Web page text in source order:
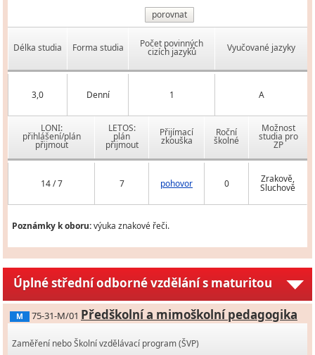
porovnat
Délka studia Forma studia Počet povinných
cizích jazyků Vyučované jazyky
3,0 Denní 1 A
LONI:
přihlášení/plán
přijmout
LETOS:
plán
přijmout
Přijímací
zkouška
Roční
školné
Možnost
studia pro
ZP
14 / 7 7 pohovor 0 Zrakově,
Sluchově
Poznámky k oboru:výuka znakové řeči.
Úplné střední odborné vzdělání s maturitou
M 75-31-M/01 Předškolní a mimoškolní pedagogika
Zaměření nebo Školní vzdělávací program (ŠVP)